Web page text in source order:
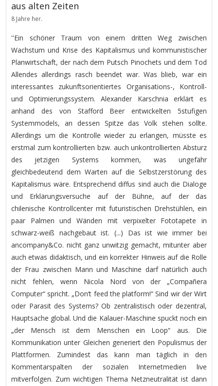
aus alten Zeiten
8 Jahre her.
''Ein schöner Traum von einem dritten Weg zwischen
Wachstum und Krise des Kapitalismus und kommunistischer
Planwirtschaft, der nach dem Putsch Pinochets und dem Tod
Allendes allerdings rasch beendet war. Was blieb, war ein
interessantes zukunftsorientiertes Organisations-, Kontroll-
und Optimierungssystem. Alexander Karschnia erklärt es
anhand des von Stafford Beer entwickelten 5stufigen
Systemmodels, an dessen Spitze das Volk stehen sollte.
Allerdings um die Kontrolle wieder zu erlangen, müsste es
erstmal zum kontrollierten bzw. auch unkontrollierten Absturz
des jetzigen Systems kommen, was ungefähr
gleichbedeutend dem Warten auf die Selbstzerstörung des
Kapitalismus wäre. Entsprechend diffus sind auch die Dialoge
und Erklärungsversuche auf der Bühne, auf der das
chilenische Kontrollcenter mit futuristischen Drehstühlen, ein
paar Palmen und Wänden mit verpixelter Fototapete in
schwarz-weiß nachgebaut ist. (...) Das ist wie immer bei
ancompany&Co. nicht ganz unwitzig gemacht, mitunter aber
auch etwas didaktisch, und ein korrekter Hinweis auf die Rolle
der Frau zwischen Mann und Maschine darf natürlich auch
nicht fehlen, wenn Nicola Nord von der „Compañera
Computer“ spricht. „Don‘t feed the platform!“ Sind wir der Wirt
oder Parasit des Systems? Ob zentralistisch oder dezentral,
Hauptsache global. Und die Kalauer-Maschine spuckt noch ein
„der Mensch ist dem Menschen ein Loop“ aus. Die
Kommunikation unter Gleichen generiert den Populismus der
Plattformen. Zumindest das kann man täglich in den
Kommentarspalten der sozialen Internetmedien live
mitverfolgen. Zum wichtigen Thema Netzneutralität ist dann